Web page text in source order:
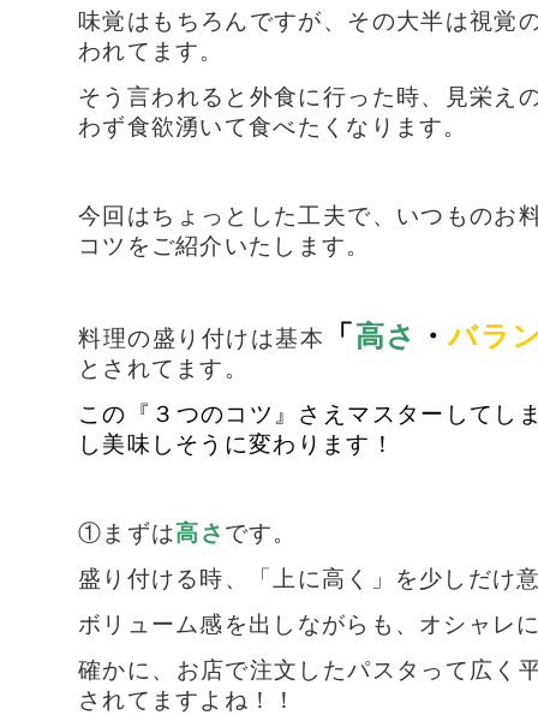
味覚はもちろんですが、その大半は視覚
われてます。
そう言われると外食に行った時、見栄え
わず食欲湧いて食べたくなります。
今回はちょっとした工夫で、いつものお
コツをご紹介いたします。
料理の盛り付けは基本 「高さ ・バラ
とされてます。
この 『３つのコツ』 さえマスターしてし
し美味しそうに変わります！
①まずは高さです。
盛り付ける時、「上に高く」を少しだけ
ボリューム感を出しながらも、オシャレ
確かに、お店で注文したパスタって広く
されてますよね！！